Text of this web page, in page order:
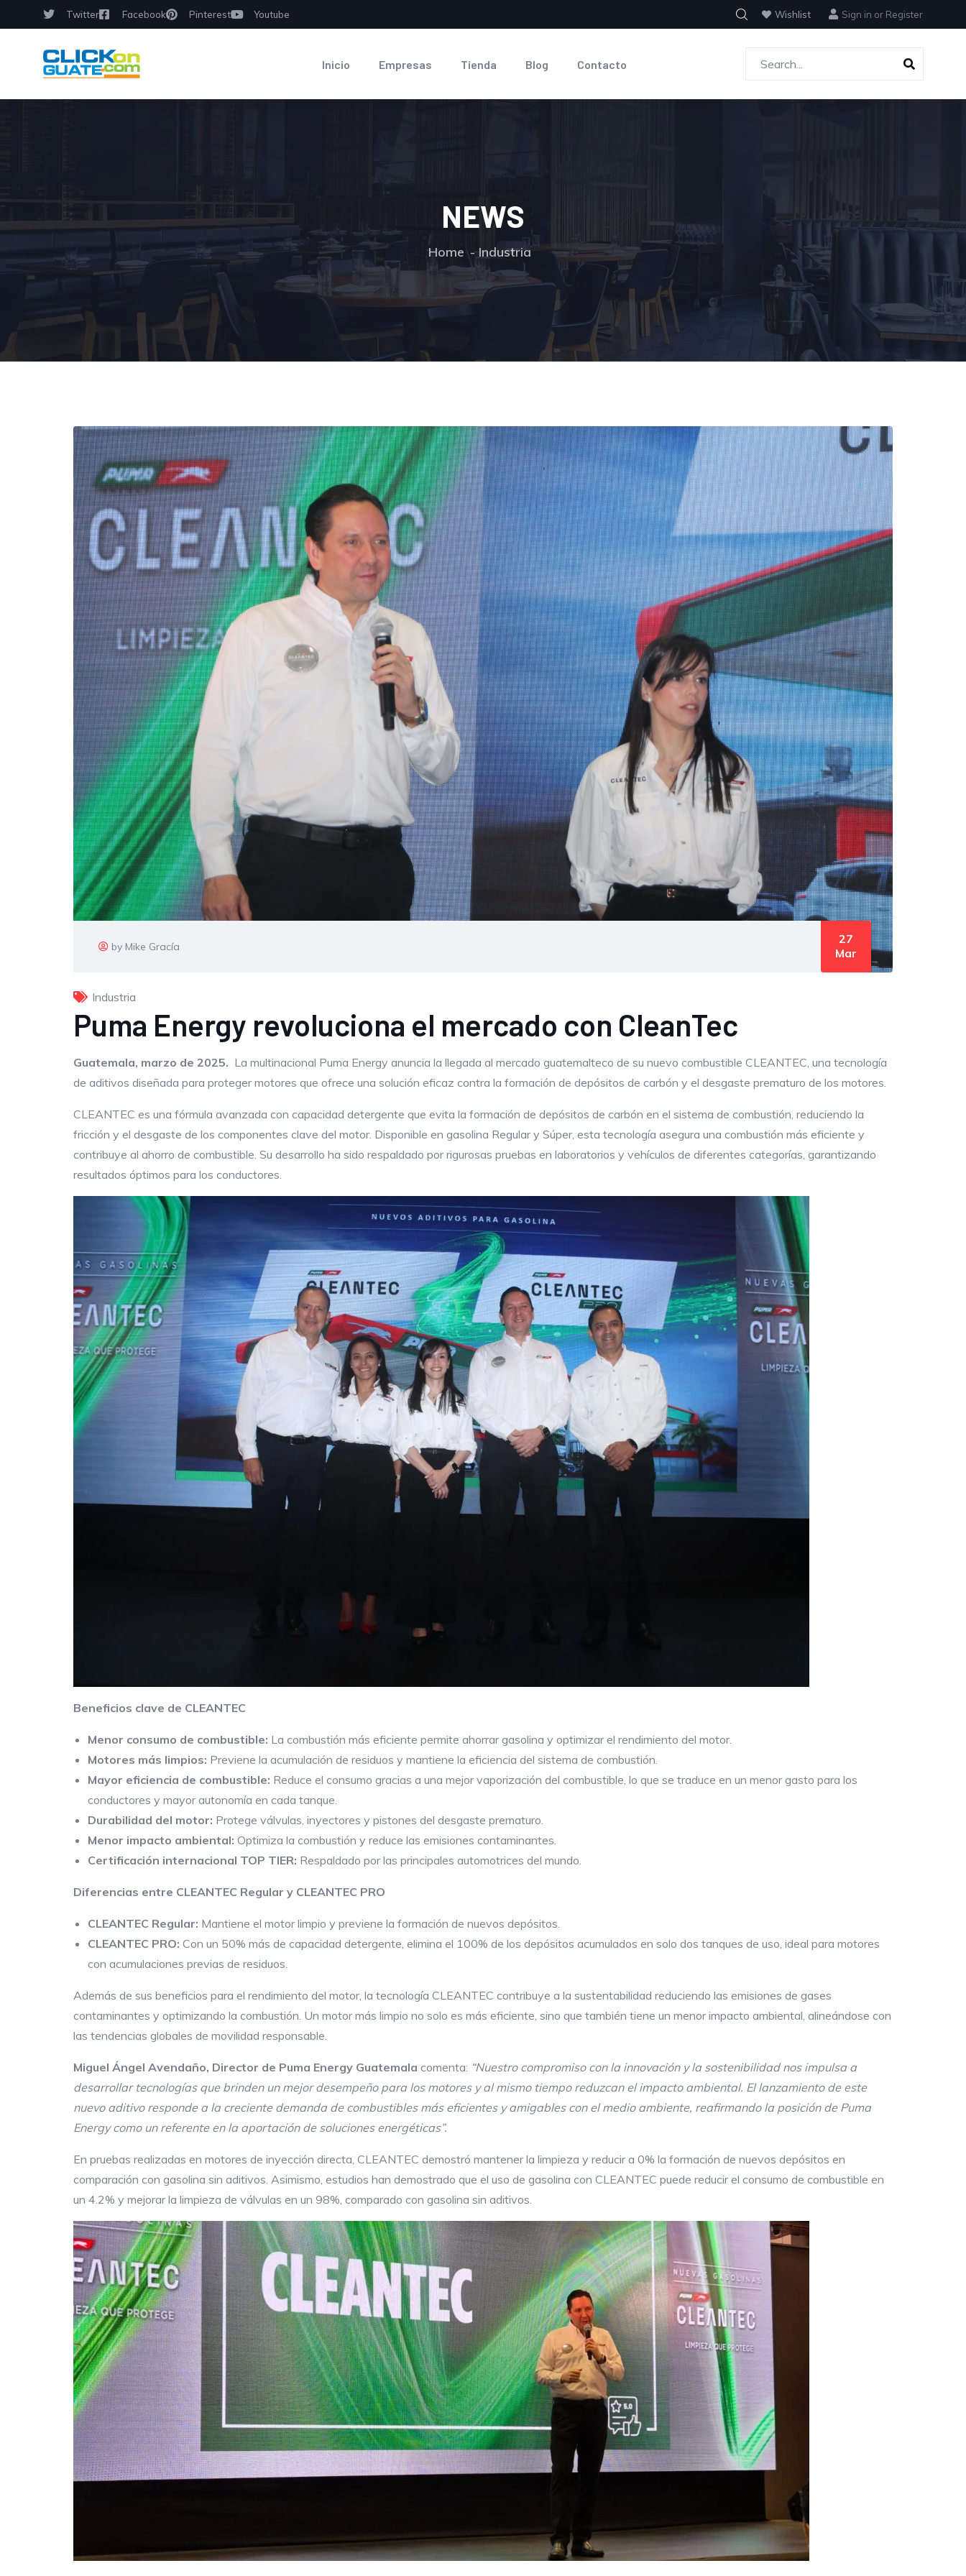
Twitter Facebook Pinterest Youtube Wishlist Sign in or Register
Inicio Empresas Tienda Blog Contacto
NEWS
Home Industria
by Mike Gracía
27
Mar
Industria
Puma Energy revoluciona el mercado con CleanTec
Guatemala, marzo de 2025. La multinacional Puma Energy anuncia la llegada al mercado guatemalteco de su nuevo combustible CLEANTEC, una tecnología
de aditivos diseñada para proteger motores que ofrece una solución eficaz contra la formación de depósitos de carbón y el desgaste prematuro de los motores.
CLEANTEC es una fórmula avanzada con capacidad detergente que evita la formación de depósitos de carbón en el sistema de combustión, reduciendo la
fricción y el desgaste de los componentes clave del motor. Disponible en gasolina Regular y Súper, esta tecnología asegura una combustión más eficiente y
contribuye al ahorro de combustible. Su desarrollo ha sido respaldado por rigurosas pruebas en laboratorios y vehículos de diferentes categorías, garantizando
resultados óptimos para los conductores.
Beneficios clave de CLEANTEC
Menor consumo de combustible: La combustión más eficiente permite ahorrar gasolina y optimizar el rendimiento del motor.
Motores más limpios: Previene la acumulación de residuos y mantiene la eficiencia del sistema de combustión.
Mayor eficiencia de combustible: Reduce el consumo gracias a una mejor vaporización del combustible, lo que se traduce en un menor gasto para los
conductores y mayor autonomía en cada tanque.
Durabilidad del motor: Protege válvulas, inyectores y pistones del desgaste prematuro.
Menor impacto ambiental: Optimiza la combustión y reduce las emisiones contaminantes.
Certificación internacional TOP TIER: Respaldado por las principales automotrices del mundo.
Diferencias entre CLEANTEC Regular y CLEANTEC PRO
CLEANTEC Regular: Mantiene el motor limpio y previene la formación de nuevos depósitos.
CLEANTEC PRO: Con un 50% más de capacidad detergente, elimina el 100% de los depósitos acumulados en solo dos tanques de uso, ideal para motores
con acumulaciones previas de residuos.
Además de sus beneficios para el rendimiento del motor, la tecnología CLEANTEC contribuye a la sustentabilidad reduciendo las emisiones de gases
contaminantes y optimizando la combustión. Un motor más limpio no solo es más eficiente, sino que también tiene un menor impacto ambiental, alineándose con
las tendencias globales de movilidad responsable.
Miguel Ángel Avendaño, Director de Puma Energy Guatemala comenta: “Nuestro compromiso con la innovación y la sostenibilidad nos impulsa a
desarrollar tecnologías que brinden un mejor desempeño para los motores y al mismo tiempo reduzcan el impacto ambiental. El lanzamiento de este
nuevo aditivo responde a la creciente demanda de combustibles más eficientes y amigables con el medio ambiente, reafirmando la posición de Puma
Energy como un referente en la aportación de soluciones energéticas”.
En pruebas realizadas en motores de inyección directa, CLEANTEC demostró mantener la limpieza y reducir a 0% la formación de nuevos depósitos en
comparación con gasolina sin aditivos. Asimismo, estudios han demostrado que el uso de gasolina con CLEANTEC puede reducir el consumo de combustible en
un 4.2% y mejorar la limpieza de válvulas en un 98%, comparado con gasolina sin aditivos.